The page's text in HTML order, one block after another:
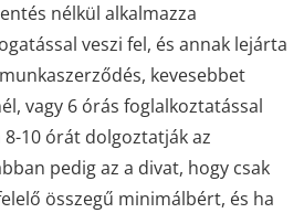
nélkül alkalmazza
veszi fel, és annak lejárta
kevesebbet
vagy 6 órás foglalkoztatással
10 órát dolgoztatják az
pedig az a divat, hogy csak
összegű minimálbért, és ha